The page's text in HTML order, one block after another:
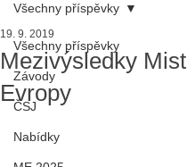
Všechny příspěvky
Závody
ČSJ
Nabídky
Všechny příspěvky
Mezivýsledky
Evropy
19. 9. 2019